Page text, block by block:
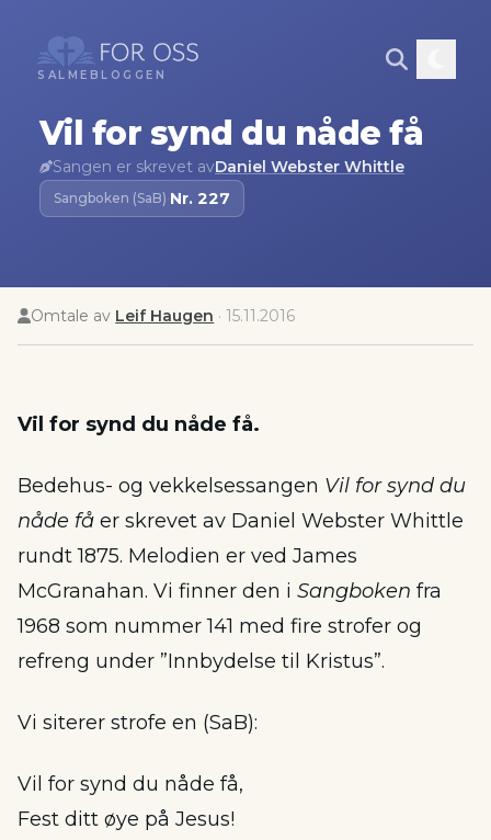
SALMEBLOGGEN
Vil for synd du nåde få
Sangen er skrevet avDaniel Webster Whittle
Sangboken (SaB)·Nr. 227
Omtale av Leif Haugen ·15.11.2016
Vil for synd du nåde få.
Bedehus- og vekkelsessangen Vil for synd du
nåde få er skrevet av Daniel Webster Whittle
rundt 1875. Melodien er ved James
McGranahan. Vi finner den i Sangboken fra
1968 som nummer 141 med fire strofer og
refreng under ”Innbydelse til Kristus”.
Vi siterer strofe en (SaB):
Vil for synd du nåde få,
Fest ditt øye på Jesus!